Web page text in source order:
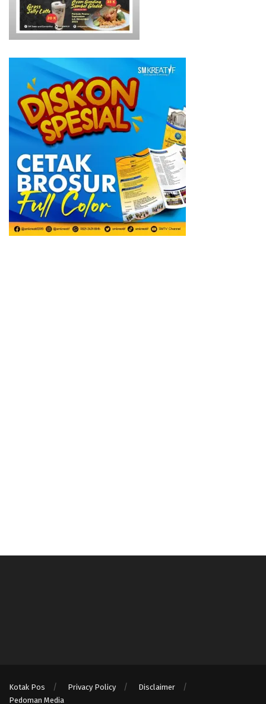
Kotak Pos Privacy Policy
Disclaimer
Pedoman Media